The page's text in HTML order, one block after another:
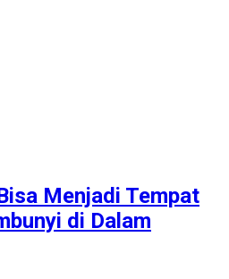
Menjadi Tempat
di Dalam